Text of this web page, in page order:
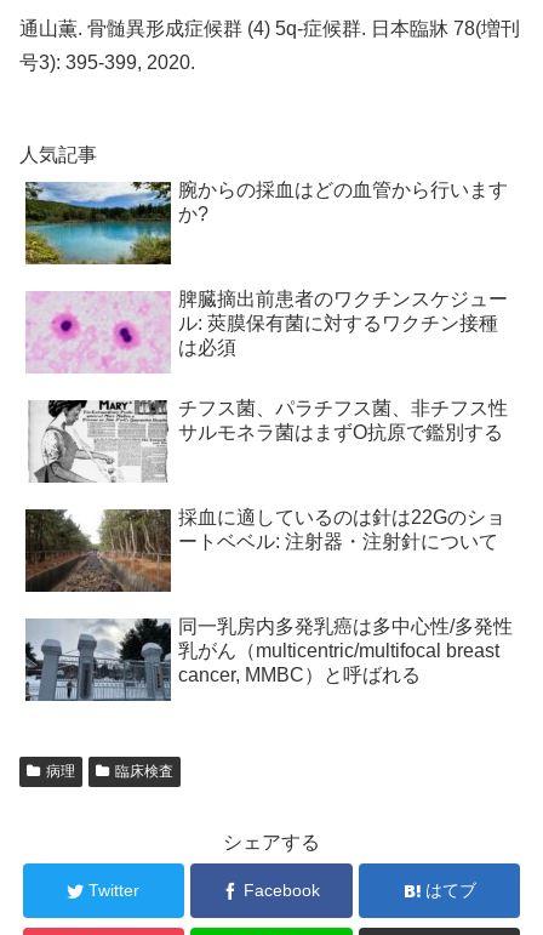
通山薫. 骨髄異形成症候群 (4) 5q-症候群. 日本臨牀 78(増刊
号3): 395-399, 2020.
人気記事
腕からの採血はどの血管から行います
か?
脾臓摘出前患者のワクチンスケジュー
ル: 莢膜保有菌に対するワクチン接種
は必須
チフス菌、パラチフス菌、非チフス性
サルモネラ菌はまずO抗原で鑑別する
採血に適しているのは針は22Gのショ
ートベベル: 注射器・注射針について
同一乳房内多発乳癌は多中心性/多発性
乳がん（multicentric/multifocal breast
cancer, MMBC）と呼ばれる
病理 臨床検査
シェアする
Twitter Facebook はてブ